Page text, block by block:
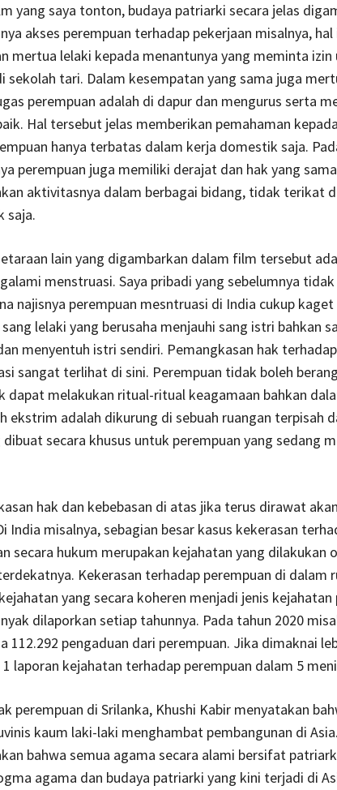
yang saya tonton, budaya patriarki secara jelas
akses perempuan terhadap pekerjaan misalnya,
mertua lelaki kepada menantunya yang meminta
sekolah tari. Dalam kesempatan yang sama juga
perempuan adalah di dapur dan mengurus serta
Hal tersebut jelas memberikan pemahaman
hanya terbatas dalam kerja domestik saja.
perempuan juga memiliki derajat dan hak yang
aktivitasnya dalam berbagai bidang, tidak terikat
saja.
lain yang digambarkan dalam film tersebut
menstruasi. Saya pribadi yang sebelumnya
najisnya perempuan mesntruasi di India cukup
lelaki yang berusaha menjauhi sang istri bahkan
menyentuh istri sendiri. Pemangkasan hak
sangat terlihat di sini. Perempuan tidak boleh
dapat melakukan ritual-ritual keagamaan bahkan
ekstrim adalah dikurung di sebuah ruangan terpisah
secara khusus untuk perempuan yang sedang
hak dan kebebasan di atas jika terus dirawat
India misalnya, sebagian besar kasus kekerasan
secara hukum merupakan kejahatan yang dilakukan
Kekerasan terhadap perempuan di dalam
yang secara koheren menjadi jenis kejahatan
dilaporkan setiap tahunnya. Pada tahun 2020
112.292 pengaduan dari perempuan. Jika dimaknai
laporan kejahatan terhadap perempuan dalam 5
perempuan di Srilanka, Khushi Kabir menyatakan
kaum laki-laki menghambat pembangunan di
bahwa semua agama secara alami bersifat
agama dan budaya patriarki yang kini terjadi di